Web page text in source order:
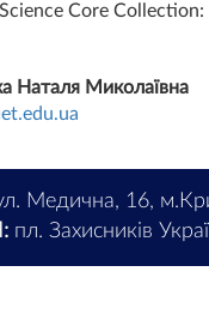
Core Collection:
Наталя Миколаївна
Медична, 16,
пл. Захисників